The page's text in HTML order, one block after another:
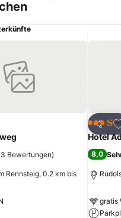
hinzufügen
Bewertungen)
Rennsteig, 0.2 km bis
Teilen
3 Sterne
Hotel
8,0
gratis